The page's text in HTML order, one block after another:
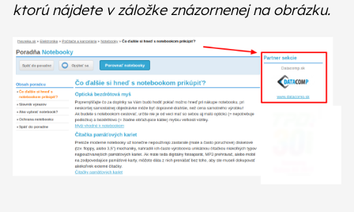
ktorú nájdete v záložke znázornenej na obrázku.